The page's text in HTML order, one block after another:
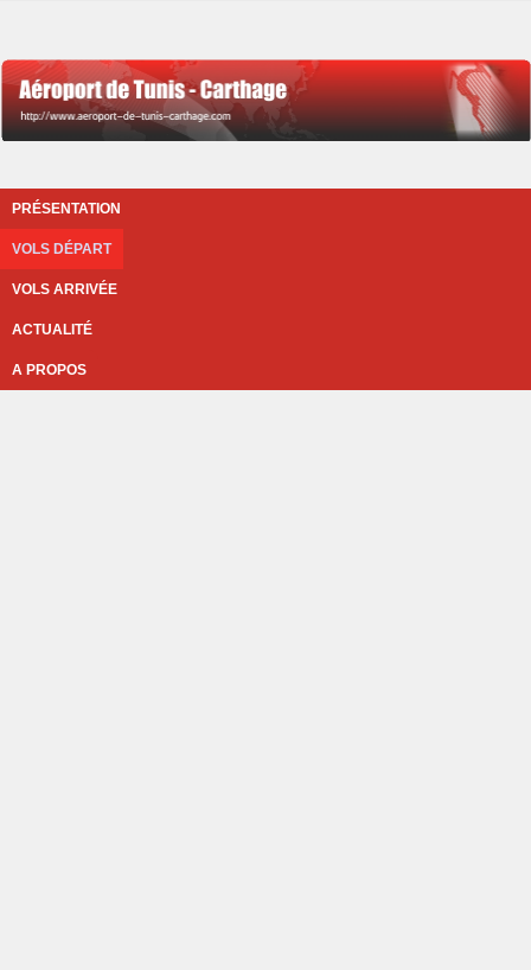
PRÉSENTATION
VOLS DÉPART
VOLS ARRIVÉE
ACTUALITÉ
A PROPOS